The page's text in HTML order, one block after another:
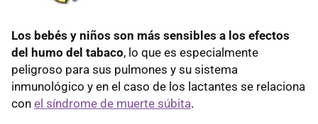
Los bebés y niños son más sensibles a los efectos
del humo del tabaco, lo que es especialmente
peligroso para sus pulmones y su sistema
inmunológico y en el caso de los lactantes se relaciona
con el síndrome de muerte súbita.